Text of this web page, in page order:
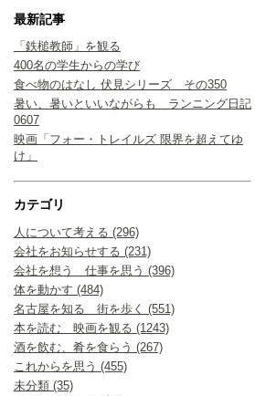
最新記事
「鉄槌教師」を観る
400名の学生からの学び
食べ物のはなし 伏見シリーズ その350
暑い、暑いといいながらも ランニング日記
0607
映画「フォー・トレイルズ 限界を超えてゆ
け」
カテゴリ
人について考える (296)
会社をお知らせする (231)
会社を想う 仕事を思う (396)
体を動かす (484)
名古屋を知る 街を歩く (551)
本を読む 映画を観る (1243)
酒を飲む、肴を食らう (267)
これからを思う (455)
未分類 (35)